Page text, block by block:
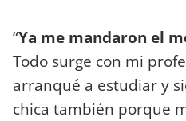
“Ya me mandaron el
Todo surge con mi
arranqué a estudiar y
chica también porque